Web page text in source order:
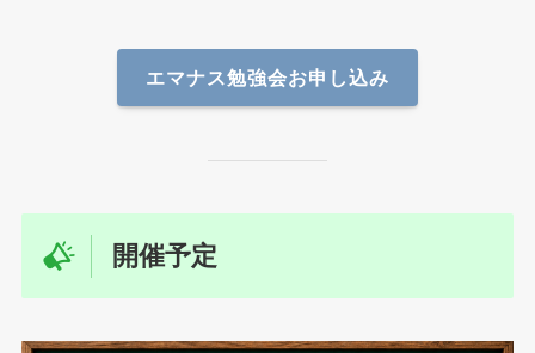
エマナス勉強会お申し込み
開催予定